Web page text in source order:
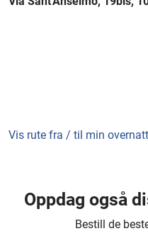
Vis rute fra / til min
Oppdag også
Bestill de